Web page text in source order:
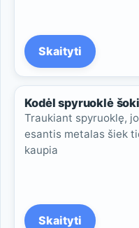
Skaityti
Kodėl spyruoklė
Traukiant spyruoklę,
esantis metalas šiek
kaupia
Skaityti